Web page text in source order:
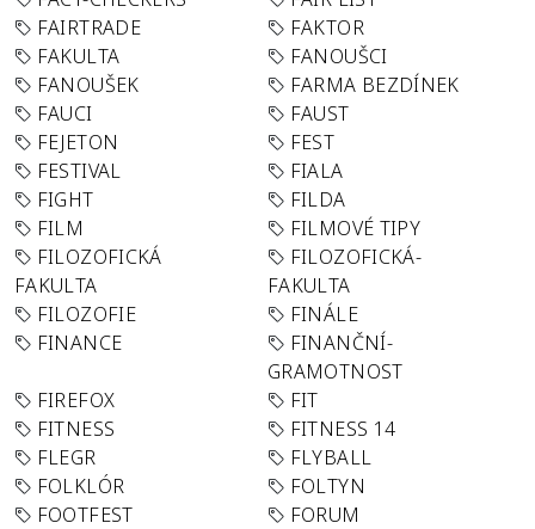
FAIRTRADE
FAKTOR
FAKULTA
FANOUŠCI
FANOUŠEK
FARMA BEZDÍNEK
FAUCI
FAUST
FEJETON
FEST
FESTIVAL
FIALA
FIGHT
FILDA
FILM
FILMOVÉ TIPY
FILOZOFICKÁ
FAKULTA
FILOZOFICKÁ-
FAKULTA
FILOZOFIE
FINÁLE
FINANCE
FINANČNÍ-
GRAMOTNOST
FIREFOX
FIT
FITNESS
FITNESS 14
FLEGR
FLYBALL
FOLKLÓR
FOLTYN
FOOTFEST
FORUM